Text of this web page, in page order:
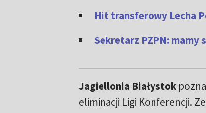
Hit transferowy Lecha
Sekretarz PZPN: mamy
Jagiellonia Białystok
eliminacji Ligi Konferencji.